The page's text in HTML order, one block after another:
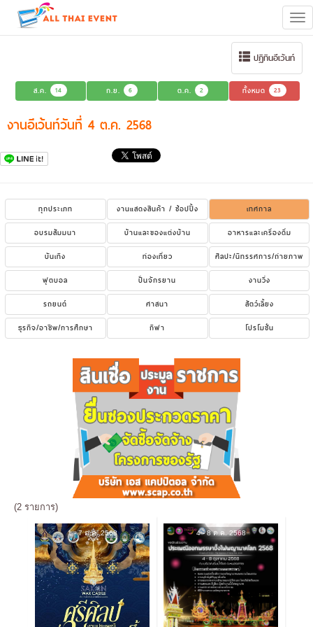
ปฏิทินอีเว้นท์
ส.ค. 14 ก.ย. 6 ต.ค. 2 ทั้งหมด 23
งานอีเว้นท์วันที่ 4 ต.ค. 2568
ทุกประเภท งานแสดงสินค้า / ช้อปปิ้ง
เทศกาล
อบรมสัมมนา
บ้านและของแต่งบ้าน
อาหารและเครื่องดื่ม
บันเทิง
ท่องเที่ยว
ศิลปะ/นิทรรศการ/ถ่ายภาพ
ฟุตบอล
ปั่นจักรยาน
งานวิ่ง
รถยนต์
ศาสนา
สัตว์เลี้ยง
ธุรกิจ/อาชีพ/การศึกษา
กีฬา โปรโมชั่น
(2 รายการ)
1 - 7 ต.ค. 2568 4 - 8 ต.ค. 2568